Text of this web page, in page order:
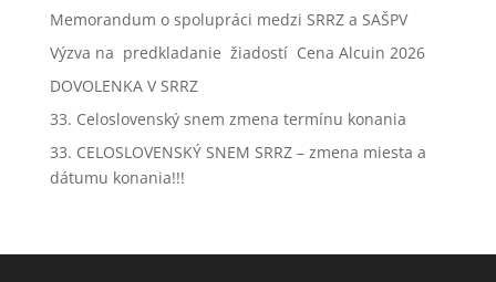
Memorandum o spolupráci medzi SRRZ a SAŠPV
Výzva na predkladanie žiadostí Cena Alcuin 2026
DOVOLENKA V SRRZ
33. Celoslovenský snem zmena termínu konania
33. CELOSLOVENSKÝ SNEM SRRZ – zmena miesta a
dátumu konania!!!